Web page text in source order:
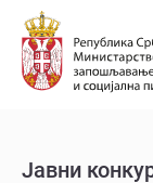
Пређи
главни
садржај
Јавни